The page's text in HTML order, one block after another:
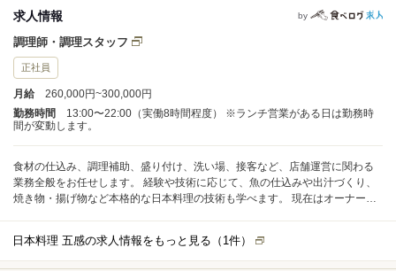
求人情報 by
調理師・調理スタッフ
正社員
月給
260,000円~300,000円
勤務時間
13:00〜22:00（実働8時間程度） ※ランチ営業がある日は勤務時
間が変動します。
食材の仕込み、調理補助、盛り付け、洗い場、接客など、店舗運営に関わる
業務全般をお任せします。 経験や技術に応じて、魚の仕込みや出汁づくり、
焼き物・揚げ物など本格的な日本料理の技術も学べます。 現在はオーナーを
したい方、独立を目指している方も歓迎します。 熊本県内外はもちろん、海
外からのお客様も多くご来店されるため、高いレベルの日本料理と接客を学
日本料理 五感の求人情報をもっと見る（ 1件）